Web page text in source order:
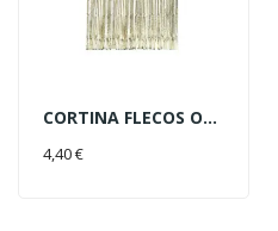
CORTINA FLECOS ORO 1X2M
4,40 €